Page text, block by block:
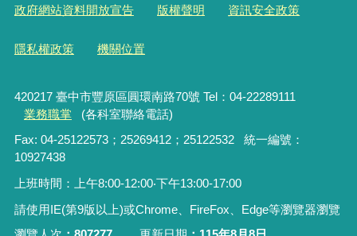
政府網站資料開放宣告 版權聲明 資訊安全政策
隱私權政策 機關位置
420217 臺中市豐原區圓環南路70號 Tel：04-22289111
業務職掌
(各科室聯絡電話)
Fax: 04-25122573；25269412；25122532 統一編號：
10927438
上班時間：上午8:00-12:00‧下午13:00-17:00
請使用IE(第9版以上)或Chrome、FireFox、Edge等瀏覽器瀏覽